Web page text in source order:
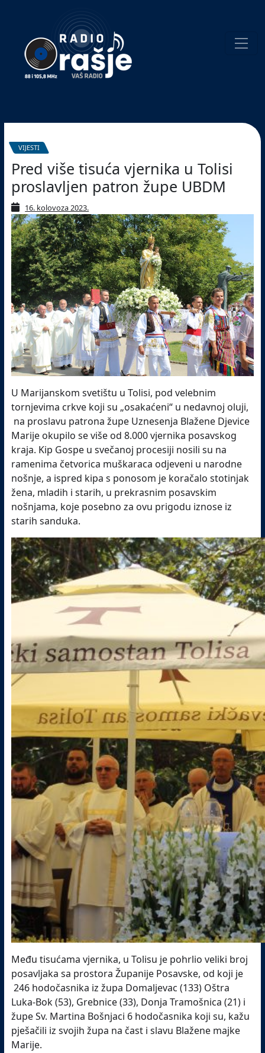
website!
VIJESTI
Pred više tisuća vjernika u Tolisi
proslavljen patron župe UBDM
16. kolovoza 2023.
U Marijanskom svetištu u Tolisi, pod velebnim
tornjevima crkve koji su „osakaćeni“ u nedavnoj oluji,
na proslavu patrona župe Uznesenja Blažene Djevice
Marije okupilo se više od 8.000 vjernika posavskog
kraja. Kip Gospe u svečanoj procesiji nosili su na
ramenima četvorica muškaraca odjeveni u narodne
nošnje, a ispred kipa s ponosom je koračalo stotinjak
žena, mladih i starih, u prekrasnim posavskim
nošnjama, koje posebno za ovu prigodu iznose iz
starih sanduka.
Među tisućama vjernika, u Tolisu je pohrlio veliki broj
posavljaka sa prostora Županije Posavske, od koji je
246 hodočasnika iz župa Domaljevac (133) Oštra
Luka-Bok (53), Grebnice (33), Donja Tramošnica (21) i
župe Sv. Martina Bošnjaci 6 hodočasnika koji su, kažu
pješačili iz svojih župa na čast i slavu Blažene majke
Marije.